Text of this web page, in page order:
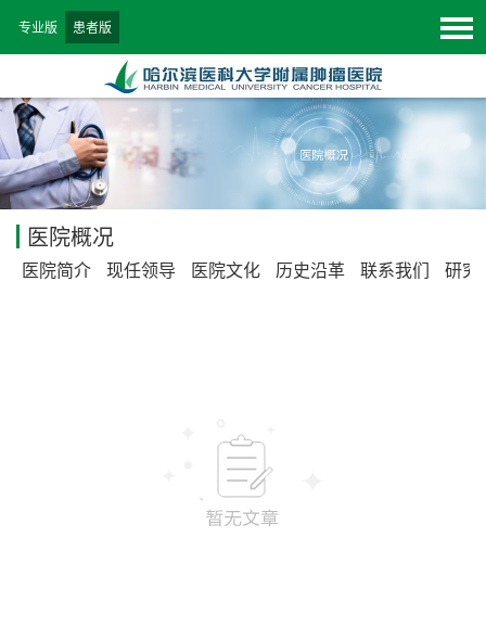
专业版 患者版
医院概况
医院简介 现任领导 医院文化 历史沿革 联系我们 研究